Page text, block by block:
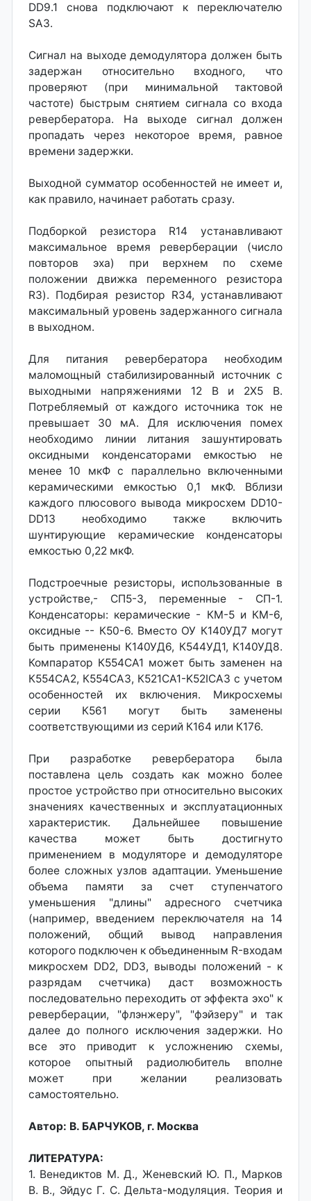
DD9.1 снова подключают к переключателю
SA3.
Сигнал на выходе демодулятора должен быть
задержан относительно входного, что
проверяют (при минимальной тактовой
частоте) быстрым снятием сигнала со входа
ревербератора. На выходе сигнал должен
пропадать через некоторое время, равное
времени задержки.
Выходной сумматор особенностей не имеет и,
как правило, начинает работать сразу.
Подборкой резистора R14 устанавливают
максимальное время реверберации (число
повторов эха) при верхнем по схеме
положении движка переменного резистора
R3). Подбирая резистор R34, устанавливают
максимальный уровень задержанного сигнала
в выходном.
Для питания ревербератора необходим
маломощный стабилизированный источник с
выходными напряжениями 12 В и 2Х5 В.
Потребляемый от каждого источника ток не
превышает 30 мА. Для исключения помех
необходимо линии литания зашунтировать
оксидными конденсаторами емкостью не
менее 10 мкФ с параллельно включенными
керамическими емкостью 0,1 мкФ. Вблизи
каждого плюсового вывода микросхем DD10-
DD13 необходимо также включить
шунтирующие керамические конденсаторы
емкостью 0,22 мкФ.
Подстроечные резисторы, использованные в
устройстве,- СП5-3, переменные - СП-1.
Конденсаторы: керамические - КМ-5 и КМ-6,
оксидные -- К50-6. Вместо ОУ К140УД7 могут
быть применены К140УД6, К544УД1, К140УД8.
Компаратор К554СА1 может быть заменен на
К554СА2, К554САЗ, К521СА1-K52ICA3 с учетом
особенностей их включения. Микросхемы
серии К561 могут быть заменены
соответствующими из серий К164 или К176.
При разработке ревербератора была
поставлена цель создать как можно более
простое устройство при относительно высоких
значениях качественных и эксплуатационных
характеристик. Дальнейшее повышение
качества может быть достигнуто
применением в модуляторе и демодуляторе
более сложных узлов адаптации. Уменьшение
объема памяти за счет ступенчатого
уменьшения "длины" адресного счетчика
(например, введением переключателя на 14
положений, общий вывод направления
которого подключен к объединенным R-входам
микросхем DD2, DD3, выводы положений - к
разрядам счетчика) даст возможность
последовательно переходить от эффекта эхо" к
реверберации, "флэнжеру", "фэйзеру" и так
далее до полного исключения задержки. Но
все это приводит к усложнению схемы,
которое опытный радиолюбитель вполне
может при желании реализовать
самостоятельно.
Автор: В. БАРЧУКОВ, г. Москва
ЛИТЕРАТУРА:
1. Венедиктов М. Д., Женевский Ю. П., Марков
В. В., Эйдус Г. С. Дельта-модуляция. Теория и